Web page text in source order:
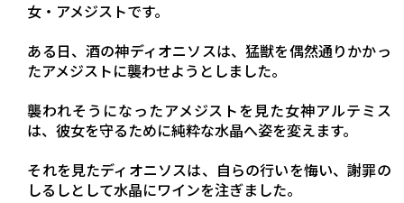
女・アメジストです。
ある日、酒の神ディオニソスは、猛獣を偶然通りかかっ
たアメジストに襲わせようとしました。
襲われそうになったアメジストを見た女神アルテミス
は、彼女を守るために純粋な水晶へ姿を変えます。
それを見たディオニソスは、自らの行いを悔い、謝罪の
しるしとして水晶にワインを注ぎました。